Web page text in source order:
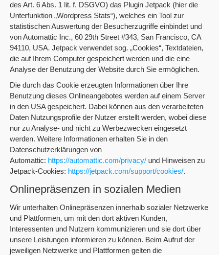
des Art. 6 Abs. 1 lit. f. DSGVO) das Plugin Jetpack (hier die
Unterfunktion „Wordpress Stats“), welches ein Tool zur
statistischen Auswertung der Besucherzugriffe einbindet und
von Automattic Inc., 60 29th Street #343, San Francisco, CA
94110, USA. Jetpack verwendet sog. „Cookies“, Textdateien,
die auf Ihrem Computer gespeichert werden und die eine
Analyse der Benutzung der Website durch Sie ermöglichen.
Die durch das Cookie erzeugten Informationen über Ihre
Benutzung dieses Onlineangebotes werden auf einem Server
in den USA gespeichert. Dabei können aus den verarbeiteten
Daten Nutzungsprofile der Nutzer erstellt werden, wobei diese
nur zu Analyse- und nicht zu Werbezwecken eingesetzt
werden. Weitere Informationen erhalten Sie in den
Datenschutzerklärungen von
Automattic: https://automattic.com/privacy/ und Hinweisen zu
Jetpack-Cookies: https://jetpack.com/support/cookies/.
Onlinepräsenzen in sozialen Medien
Wir unterhalten Onlinepräsenzen innerhalb sozialer Netzwerke
und Plattformen, um mit den dort aktiven Kunden,
Interessenten und Nutzern kommunizieren und sie dort über
unsere Leistungen informieren zu können. Beim Aufruf der
jeweiligen Netzwerke und Plattformen gelten die